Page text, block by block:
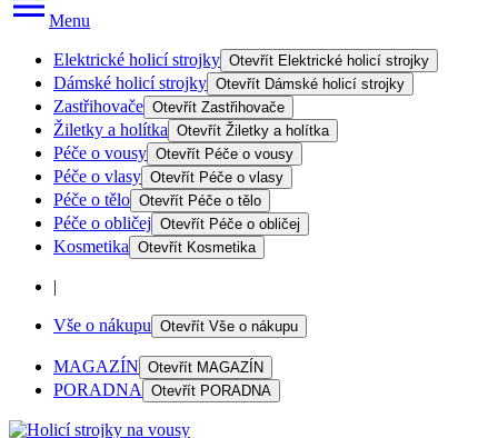
Menu
Elektrické holicí strojky Otevřít Elektrické holicí strojky
Dámské holicí strojky Otevřít Dámské holicí strojky
Zastřihovače Otevřít Zastřihovače
Žiletky a holítka Otevřít Žiletky a holítka
Péče o vousy Otevřít Péče o vousy
Péče o vlasy Otevřít Péče o vlasy
Péče o tělo Otevřít Péče o tělo
Péče o obličej Otevřít Péče o obličej
Kosmetika Otevřít Kosmetika
|
Vše o nákupu Otevřít Vše o nákupu
MAGAZÍN Otevřít MAGAZÍN
PORADNA Otevřít PORADNA